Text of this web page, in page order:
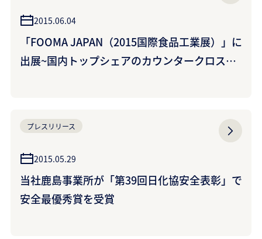
2015.06.04
「FOOMA JAPAN（2015国際食品工業展）」に
出展~国内トップシェアのカウンタークロスの
プレスリリース
2015.05.29
当社鹿島事業所が「第39回日化協安全表彰」で
安全最優秀賞を受賞